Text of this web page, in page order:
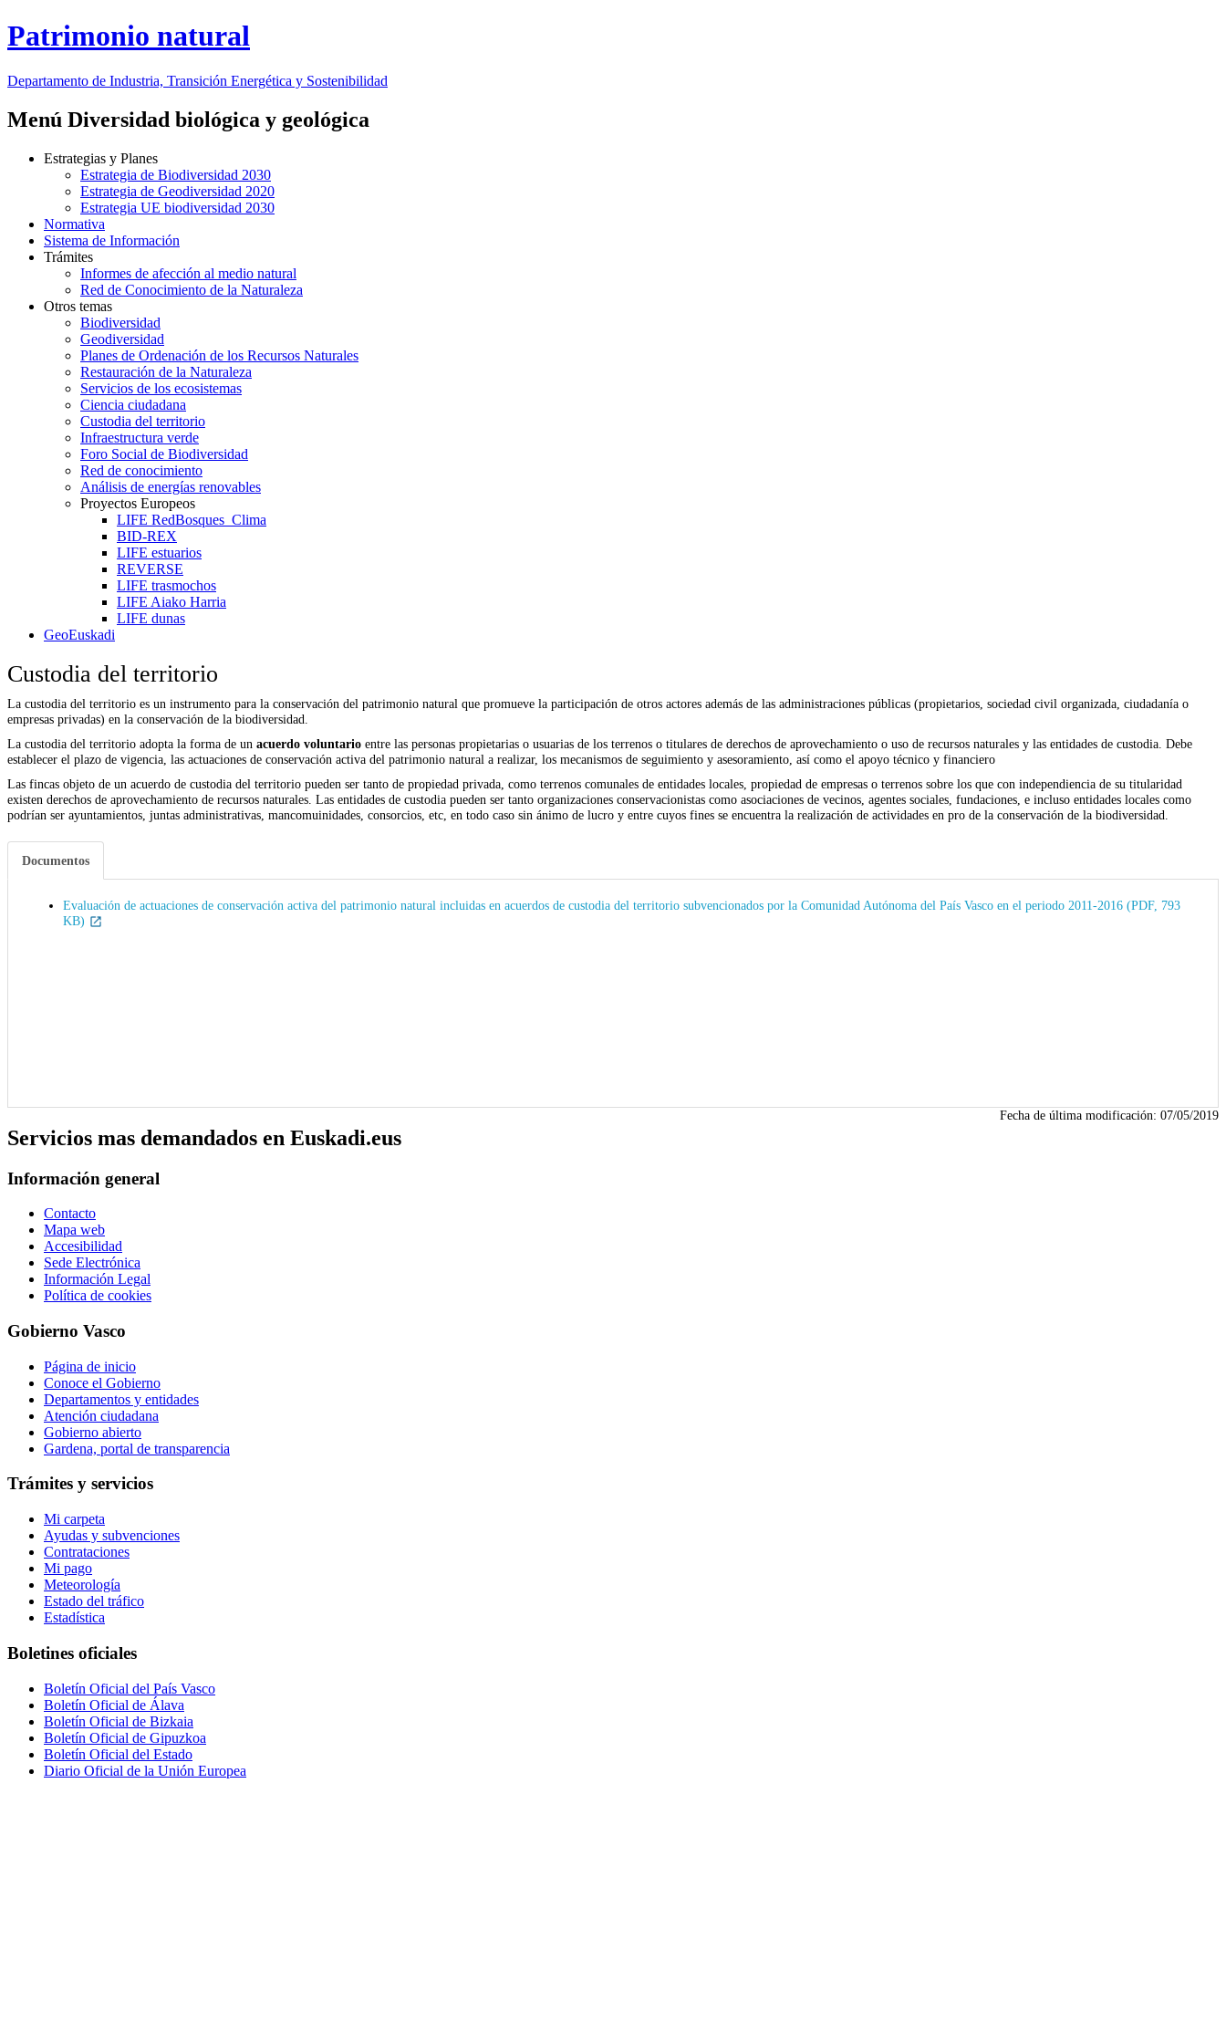
Patrimonio natural
Departamento de Industria, Transición Energética y Sostenibilidad
Menú Diversidad biológica y geológica
Estrategias y Planes
Estrategia de Biodiversidad 2030
Estrategia de Geodiversidad 2020
Estrategia UE biodiversidad 2030
Normativa
Sistema de Información
Trámites
Informes de afección al medio natural
Red de Conocimiento de la Naturaleza
Otros temas
Biodiversidad
Geodiversidad
Planes de Ordenación de los Recursos Naturales
Restauración de la Naturaleza
Servicios de los ecosistemas
Ciencia ciudadana
Custodia del territorio
Infraestructura verde
Foro Social de Biodiversidad
Red de conocimiento
Análisis de energías renovables
Proyectos Europeos
LIFE RedBosques_Clima
BID-REX
LIFE estuarios
REVERSE
LIFE trasmochos
LIFE Aiako Harria
LIFE dunas
GeoEuskadi
Custodia del territorio
La custodia del territorio es un instrumento para la conservación del patrimonio natural que promueve la participación de otros actores además de las administraciones públicas (propietarios, sociedad civil organizada, ciudadanía o
empresas privadas) en la conservación de la biodiversidad.
La custodia del territorio adopta la forma de un acuerdo voluntario entre las personas propietarias o usuarias de los terrenos o titulares de derechos de aprovechamiento o uso de recursos naturales y las entidades de custodia. Debe
establecer el plazo de vigencia, las actuaciones de conservación activa del patrimonio natural a realizar, los mecanismos de seguimiento y asesoramiento, así como el apoyo técnico y financiero
Las fincas objeto de un acuerdo de custodia del territorio pueden ser tanto de propiedad privada, como terrenos comunales de entidades locales, propiedad de empresas o terrenos sobre los que con independiencia de su titularidad
existen derechos de aprovechamiento de recursos naturales. Las entidades de custodia pueden ser tanto organizaciones conservacionistas como asociaciones de vecinos, agentes sociales, fundaciones, e incluso entidades locales como
podrían ser ayuntamientos, juntas administrativas, mancomuinidades, consorcios, etc, en todo caso sin ánimo de lucro y entre cuyos fines se encuentra la realización de actividades en pro de la conservación de la biodiversidad.
Documentos
Evaluación de actuaciones de conservación activa del patrimonio natural incluidas en acuerdos de custodia del territorio subvencionados por la Comunidad Autónoma del País Vasco en el periodo 2011-2016 (PDF, 793
KB)
Fecha de última modificación: 07/05/2019
Servicios mas demandados en Euskadi.eus
Información general
Contacto
Mapa web
Accesibilidad
Sede Electrónica
Información Legal
Política de cookies
Gobierno Vasco
Página de inicio
Conoce el Gobierno
Departamentos y entidades
Atención ciudadana
Gobierno abierto
Gardena, portal de transparencia
Trámites y servicios
Mi carpeta
Ayudas y subvenciones
Contrataciones
Mi pago
Meteorología
Estado del tráfico
Estadística
Boletines oficiales
Boletín Oficial del País Vasco
Boletín Oficial de Álava
Boletín Oficial de Bizkaia
Boletín Oficial de Gipuzkoa
Boletín Oficial del Estado
Diario Oficial de la Unión Europea